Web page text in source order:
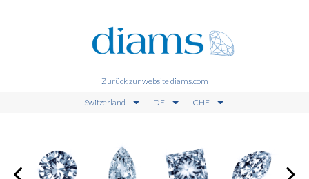
Zurück zur website diams.com
Switzerland DE CHF